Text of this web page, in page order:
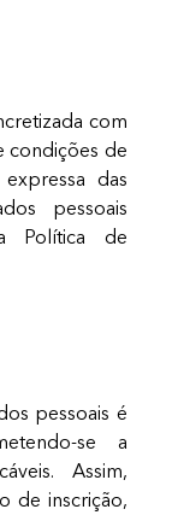
com
condições de
das
pessoais
Política de
pessoais é
se a
Assim,
de inscrição,